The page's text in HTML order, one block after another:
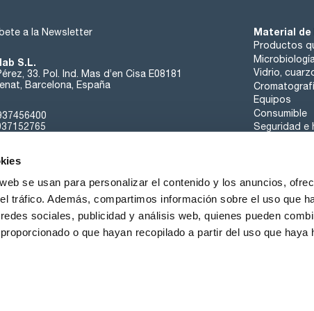
se usan para personalizar el contenido y los anuncios,
tráfico. Además, compartimos información sobre el uso que
sociales, publicidad y análisis web, quienes pueden
o que hayan recopilado a partir del uso que haya
a la Newsletter
S.L.
33. Pol. Ind. Mas d’en Cisa E08181
Barcelona, España
Material
Productos
Vidrio,
Equipos
Consumible
Seguridad e
Sobre nosotros Contacta